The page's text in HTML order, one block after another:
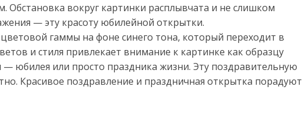
вокруг картинки расплывчата и не слишком
— эту красоту юбилейной открытки.
гаммы на фоне синего тона, который переходит в
и стиля привлекает внимание к картинке как образцу
— юбилея или просто праздника жизни. Эту поздравительную
Красивое поздравление и праздничная открытка порадуют